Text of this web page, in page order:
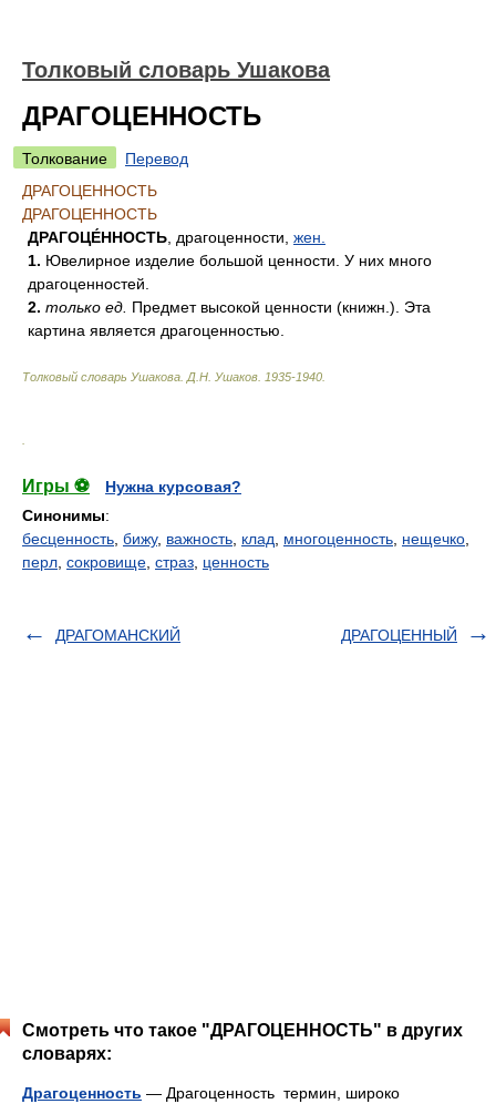
Толковый словарь Ушакова
ДРАГОЦЕННОСТЬ
Толкование
Перевод
ДРАГОЦЕННОСТЬ
ДРАГОЦЕННОСТЬ
ДРАГОЦЕ́ННОСТЬ , драгоценности, жен.
1. Ювелирное изделие большой ценности. У них много
драгоценностей.
2. только ед. Предмет высокой ценности (книжн.). Эта
картина является драгоценностью.
Толковый словарь Ушакова Д.Н. Ушаков. 1935-1940
Игры ⚽
Нужна курсовая?
Синонимы:
бесценность бижу, важность клад многоценность нещечко
перл сокровище страз ценность
ДРАГОМАНСКИЙ ДРАГОЦЕННЫЙ
Смотреть что такое "ДРАГОЦЕННОСТЬ" в других
словарях:
Драгоценность — Драгоценность термин, широко